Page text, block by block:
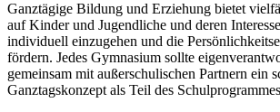
Ganztägige Bildung und Erziehung bietet
auf Kinder und Jugendliche und deren
individuell einzugehen und die
fördern. Jedes Gymnasium sollte
gemeinsam mit außerschulischen Partnern ein
Ganztagskonzept als Teil des